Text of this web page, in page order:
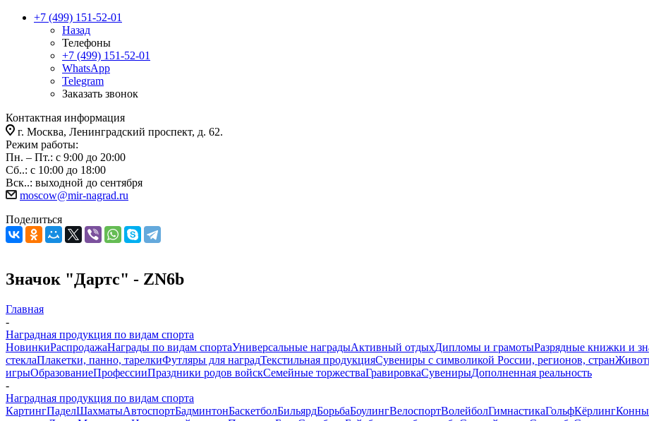
+7 (499) 151-52-01
Назад
Телефоны
+7 (499) 151-52-01
WhatsApp
Telegram
Заказать звонок
Контактная информация
г. Москва, Ленинградский проспект, д. 62.
Режим работы:
Пн. – Пт.: с 9:00 до 20:00
Сб..: с 10:00 до 18:00
Вск..: выходной до сентября
moscow@mir-nagrad.ru
Поделиться
Значок "Дартс" - ZN6b
Главная
-
Наградная продукция по видам спорта
НовинкиРаспродажаНаграды по видам спортаУниверсальные наградыАктивный отдыхДипломы и грамотыРазрядные книжки и
стеклаПлакетки, панно, тарелкиФутляры для наградТекстильная продукцияСувениры с символикой России, регионов, стран
игрыОбразованиеПрофессииПраздники родов войскСемейные торжестваГравировкаСувенирыДополненная реальность
-
Наградная продукция по видам спорта
КартингПаделШахматыАвтоспортБадминтонБаскетболБильярдБорьбаБоулингВелоспортВолейболГимнастикаГольфКёрлинг